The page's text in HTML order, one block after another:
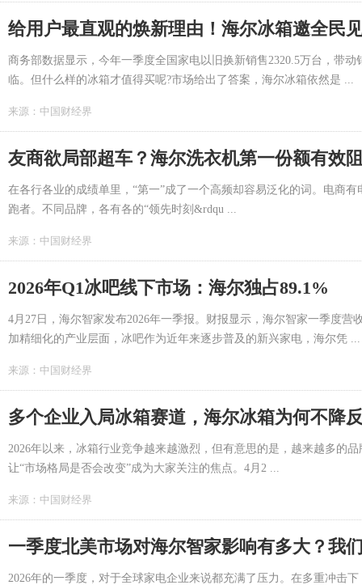
给用户最直观的焕新理由！海尔冰箱邀全民
商务部数据显示，今年一季度全国家电以旧换新销售2320.5万台，带
临。但什么样的冰箱才值得买呢?市场给出了答案，海尔冰箱依然是 ...
来源： 中国财经界
友商欲局部超车？海尔洗衣机第一份额有效
在各行各业的成绩单里，“第一”成了一个高频却容易泛化的词。电商
跑者。不同品牌，各有各的“领先时刻&rdqu ...
来源： 中国财经界
2026年Q1冰吧线下市场：海尔独占89.1%
4月27日，海尔智家发布2026年一季报。财报显示，海尔智家一季度营
加精细化的产业层面，冰吧作为近年来逐步普及的新兴家电，海尔凭 ...
来源： 中国财经界
多个企业入局冰箱赛道，海尔冰箱为何不降
2026年以来，冰箱行业竞争越来越激烈，但有意思的是，越来越多的
让“市场格局是否会改变”成为大家关注的焦点。4月2 ...
来源： 中国财经界
一季度北美市场对海尔智家影响有多大？我
2026年的一季度，对于全球家电企业来说都充满了压力。在多重冲击